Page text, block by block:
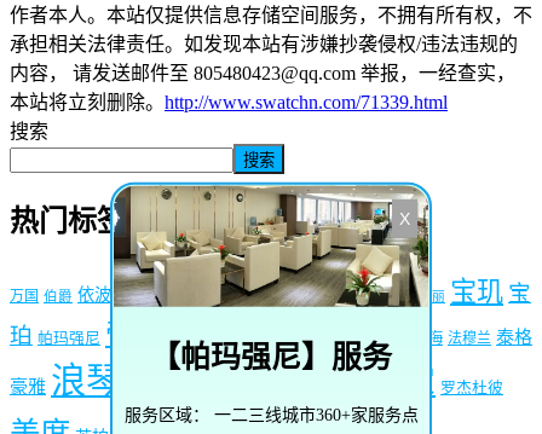
作者本人。本站仅提供信息存储空间服务，不拥有所有权，不
承担相关法律责任。如发现本站有涉嫌抄袭侵权/违法违规的
内容， 请发送邮件至 805480423@qq.com 举报，一经查实，
本站将立刻删除。 http://www.swatchn.com/71339.html
搜索
搜索
热门标签
万国 伯爵 依波路 劳力士卡地亚天梭 宝格丽 宝玑 宝
珀 帕玛强尼 帝舵 梅花 欧米茄江诗丹顿 沛纳海 法穆兰 泰格
豪雅 浪琴 百达翡丽 积家 罗杰杜彼
X
【帕玛强尼】服务
服务区域： 一二三线城市360+家服务点